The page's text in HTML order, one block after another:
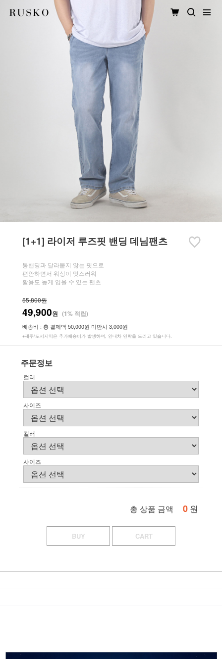
[1+1] 라이저 루즈핏 밴딩 데님팬츠
통밴딩과 달라붙지 않는 핏으로
편안하면서 워싱이 멋스러워
활용도 높게 입을 수 있는 팬츠
55,800원
49,900원 (1% 적립)
배송비 : 총 결제액 50,000원 미만시 3,000원
※제주/도서지역은 추가배송비가 발생하며, 안내차 연락을 드리고 있습니다.
주문정보
컬러
사이즈
컬러
사이즈
총 상품 금액 0 원
BUY CART